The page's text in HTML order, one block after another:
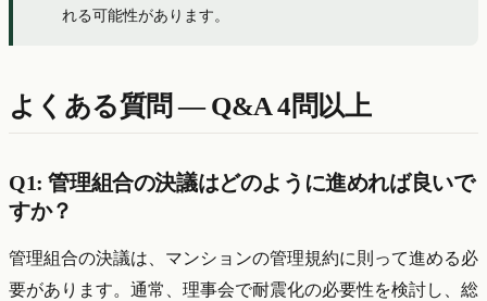
れる可能性があります。
よくある質問 — Q&A 4問以上
Q1: 管理組合の決議はどのように進めれば良いで
すか？
管理組合の決議は、マンションの管理規約に則って進める必
要があります。通常、理事会で耐震化の必要性を検討し、総